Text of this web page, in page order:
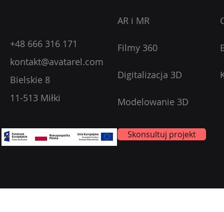
+48 666 316 171
kontakt@avatarel.com
Bielskie 8
11-513 Miłki
AR i MR
Filmy 360
Digitalizacja 3D
Modelowanie 3D
Skonsultuj projekt